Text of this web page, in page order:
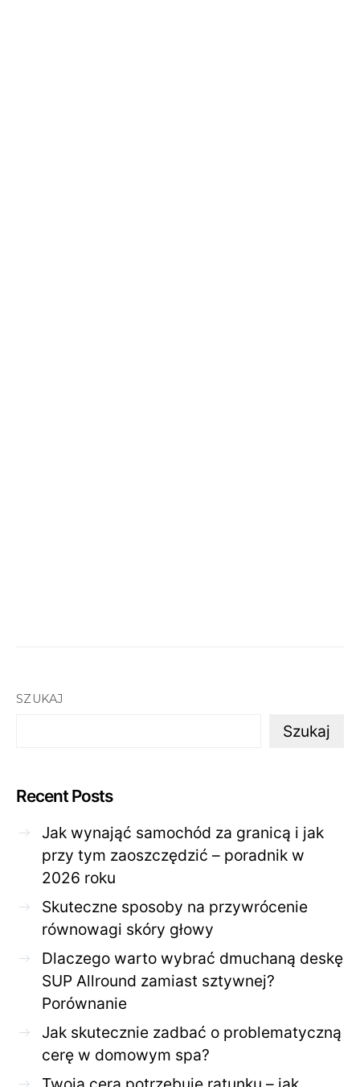
SZUKAJ
Szukaj
Recent Posts
Jak wynająć samochód za granicą i jak
przy tym zaoszczędzić – poradnik w
2026 roku
Skuteczne sposoby na przywrócenie
równowagi skóry głowy
Dlaczego warto wybrać dmuchaną deskę
SUP Allround zamiast sztywnej?
Porównanie
Jak skutecznie zadbać o problematyczną
cerę w domowym spa?